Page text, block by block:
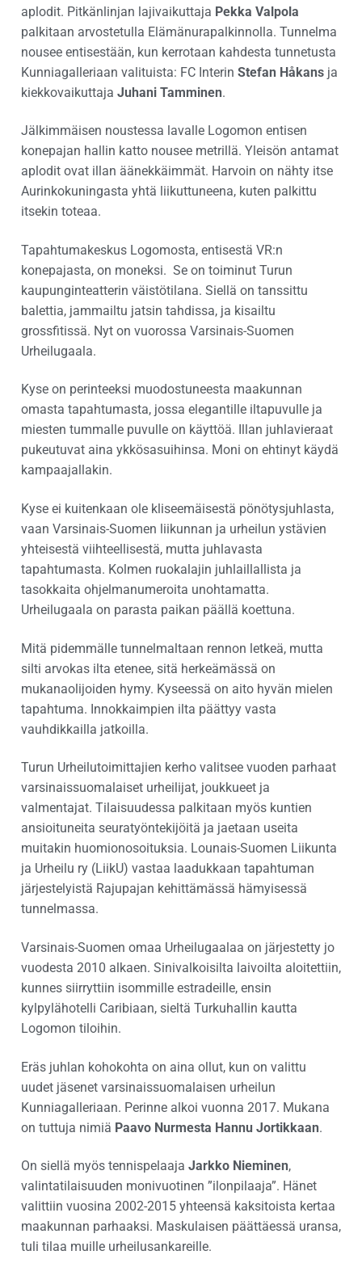
aplodit. Pitkänlinjan lajivaikuttaja Pekka Valpola
palkitaan arvostetulla Elämänurapalkinnolla. Tunnelma
nousee entisestään, kun kerrotaan kahdesta tunnetusta
Kunniagalleriaan valituista: FC Interin Stefan Håkans ja
kiekkovaikuttaja Juhani Tamminen.
Jälkimmäisen noustessa lavalle Logomon entisen
konepajan hallin katto nousee metrillä. Yleisön antamat
aplodit ovat illan äänekkäimmät. Harvoin on nähty itse
Aurinkokuningasta yhtä liikuttuneena, kuten palkittu
itsekin toteaa.
Tapahtumakeskus Logomosta, entisestä VR:n
konepajasta, on moneksi. Se on toiminut Turun
kaupunginteatterin väistötilana. Siellä on tanssittu
balettia, jammailtu jatsin tahdissa, ja kisailtu
grossfitissä. Nyt on vuorossa Varsinais-Suomen
Urheilugaala.
Kyse on perinteeksi muodostuneesta maakunnan
omasta tapahtumasta, jossa elegantille iltapuvulle ja
miesten tummalle puvulle on käyttöä. Illan juhlavieraat
pukeutuvat aina ykkösasuihinsa. Moni on ehtinyt käydä
kampaajallakin.
Kyse ei kuitenkaan ole kliseemäisestä pönötysjuhlasta,
vaan Varsinais-Suomen liikunnan ja urheilun ystävien
yhteisestä viihteellisestä, mutta juhlavasta
tapahtumasta. Kolmen ruokalajin juhlaillallista ja
tasokkaita ohjelmanumeroita unohtamatta.
Urheilugaala on parasta paikan päällä koettuna.
Mitä pidemmälle tunnelmaltaan rennon letkeä, mutta
silti arvokas ilta etenee, sitä herkeämässä on
mukanaolijoiden hymy. Kyseessä on aito hyvän mielen
tapahtuma. Innokkaimpien ilta päättyy vasta
vauhdikkailla jatkoilla.
Turun Urheilutoimittajien kerho valitsee vuoden parhaat
varsinaissuomalaiset urheilijat, joukkueet ja
valmentajat. Tilaisuudessa palkitaan myös kuntien
ansioituneita seuratyöntekijöitä ja jaetaan useita
muitakin huomionosoituksia. Lounais-Suomen Liikunta
ja Urheilu ry (LiikU) vastaa laadukkaan tapahtuman
järjestelyistä Rajupajan kehittämässä hämyisessä
tunnelmassa.
Varsinais-Suomen omaa Urheilugaalaa on järjestetty jo
vuodesta 2010 alkaen. Sinivalkoisilta laivoilta aloitettiin,
kunnes siirryttiin isommille estradeille, ensin
kylpylähotelli Caribiaan, sieltä Turkuhallin kautta
Logomon tiloihin.
Eräs juhlan kohokohta on aina ollut, kun on valittu
uudet jäsenet varsinaissuomalaisen urheilun
Kunniagalleriaan. Perinne alkoi vuonna 2017. Mukana
on tuttuja nimiä Paavo Nurmesta Hannu Jortikkaan.
On siellä myös tennispelaaja Jarkko Nieminen,
valintatilaisuuden monivuotinen ”ilonpilaaja”. Hänet
valittiin vuosina 2002-2015 yhteensä kaksitoista kertaa
maakunnan parhaaksi. Maskulaisen päättäessä uransa,
tuli tilaa muille urheilusankareille.